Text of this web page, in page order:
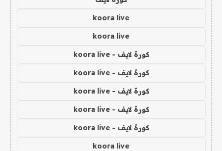
koora live
koora live
كورة لايف - koora live
كورة لايف - koora live
كورة لايف - koora live
كورة لايف - koora live
كورة لايف - koora live
koora live